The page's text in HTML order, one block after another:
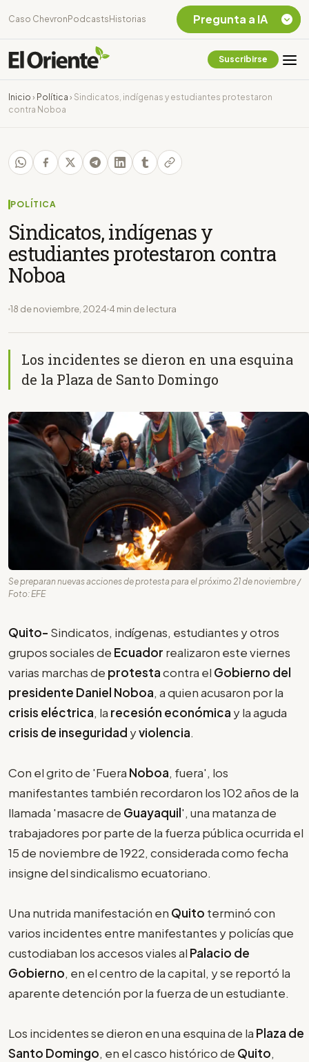
Caso Chevron Podcasts Historias
Suscribirse
Inicio › Política › Sindicatos, indígenas y estudiantes protestaron
contra Noboa
POLÍTICA
Sindicatos, indígenas y
estudiantes protestaron contra
Noboa
18 de noviembre, 2024 4 min de lectura
Los incidentes se dieron en una esquina
de la Plaza de Santo Domingo
Se preparan nuevas acciones de protesta para el próximo 21 de noviembre /
Foto: EFE
Quito- Sindicatos, indígenas, estudiantes y otros
grupos sociales de Ecuador realizaron este viernes
varias marchas de protestacontra el Gobierno del
presidente Daniel Noboa, a quien acusaron por la
crisis eléctrica, la recesión económica y la aguda
crisis de inseguridad yviolencia.
Con el grito de 'Fuera Noboa, fuera', los
manifestantes también recordaron los 102 años de la
llamada 'masacre de Guayaquil', una matanza de
trabajadores por parte de la fuerza pública ocurrida el
15 de noviembre de 1922, considerada como fecha
insigne del sindicalismo ecuatoriano.
Una nutrida manifestación en Quito terminó con
varios incidentes entre manifestantes y policías que
custodiaban los accesos viales al Palacio de
Gobierno, en el centro de la capital, y se reportó la
aparente detención por la fuerza de un estudiante.
Los incidentes se dieron en una esquina de la Plaza de
Santo Domingo, en el casco histórico de Quito,
Pregunta a IA
Chevron Ecuador